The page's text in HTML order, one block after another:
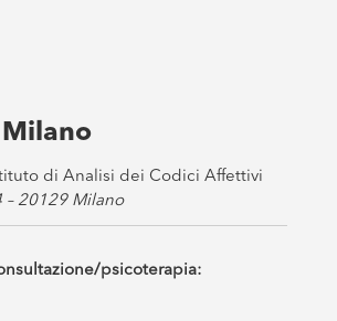
di Analisi dei Codici Affettivi
– 20129 Milano
psicoterapia: